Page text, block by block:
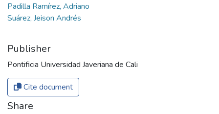
Padilla Ramírez, Adriano
Suárez, Jeison Andrés
Publisher
Pontificia Universidad Javeriana de Cali
Cite document
Share